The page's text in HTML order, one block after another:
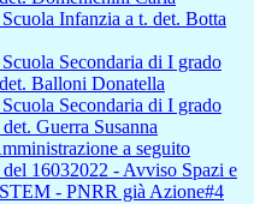
Infanzia a t. det. Botta
Secondaria di I grado
Balloni Donatella
Secondaria di I grado
Guerra Susanna
a seguito
16032022 - Avviso Spazi e
- PNRR già Azione#4